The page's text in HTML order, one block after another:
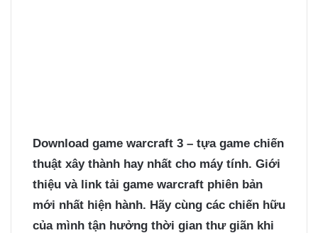
Download game warcraft 3 – tựa game chiến
thuật xây thành hay nhất cho máy tính. Giới
thiệu và link tải game warcraft phiên bản
mới nhất hiện hành. Hãy cùng các chiến hữu
của mình tận hưởng thời gian thư giãn khi